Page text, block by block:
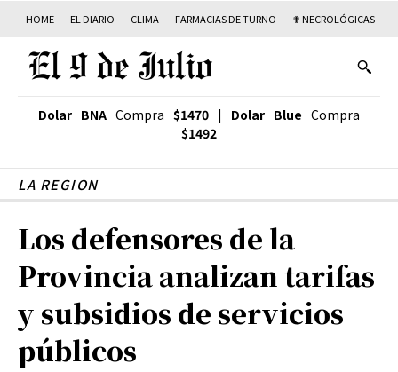
HOME EL DIARIO CLIMA FARMACIAS DE TURNO ✟ NECROLÓGICAS
Dolar BNA Compra $1470 | Dolar Blue Compra
$1492
LA REGION
Los defensores de la
Provincia analizan tarifas
y subsidios de servicios
públicos